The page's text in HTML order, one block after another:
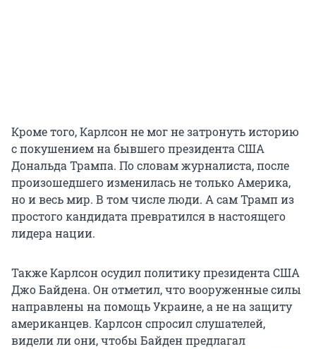
Кроме того, Карлсон не мог не затронуть историю
с покушением на бывшего президента США
Дональда Трампа. По словам журналиста, после
произошедшего изменилась не только Америка,
но и весь мир. В том числе люди. А сам Трамп из
простого кандидата превратился в настоящего
лидера нации.
Также Карлсон осудил политику президента США
Джо Байдена. Он отметил, что вооруженные силы
направлены на помощь Украине, а не на защиту
американцев. Карлсон спросил слушателей,
видели ли они, чтобы Байден предлагал